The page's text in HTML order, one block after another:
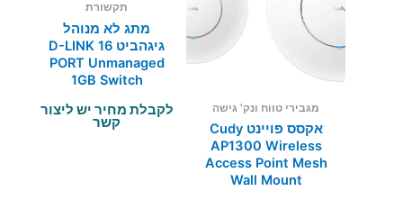
מגבירי טווח ונק' גישה
אקסס פויינט Cudy
AP1300 Wireless
Access Point Mesh
Wall Mount
תקשורת
מתג לא מנוהל
גיגהביט D-LINK 16
PORT Unmanaged
1GB Switch
לקבלת מחיר יש ליצור
קשר